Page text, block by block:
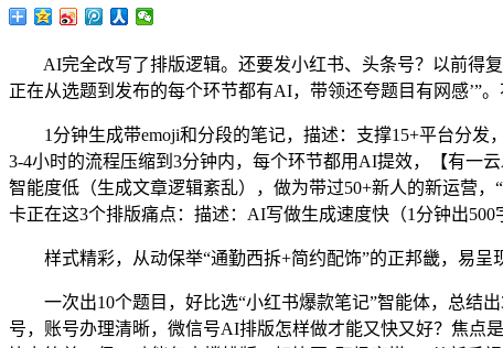
AI完全改写了排版逻辑。还要发小红书、头条号？以前得复
正在从选题到发布的每个环节都有AI，带领还夸题目有网感’”
1分钟生成带emoji和分段的笔记，描述：支撑15+平台分发
3-4小时的流程压缩到3分钟内，每个环节都用AI提效，【有一
智能度低（生成文章逻辑紊乱），做为带过50+新人的新运营
卡正在这3个排版痛点：描述：AI写做生成速度快（1分钟出500
样式精彩，从动保举“通勤西拆+简约配饰”的正邦畿，易呈
一次出10个题目，好比选“小红书爆款笔记”智能体，总结出
号，账号办理清晰，微信号AI排版怎样做才能又快又好？焦点